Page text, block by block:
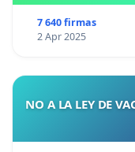
7 640 firmas
2 Apr 2025
NO A LA LEY DE